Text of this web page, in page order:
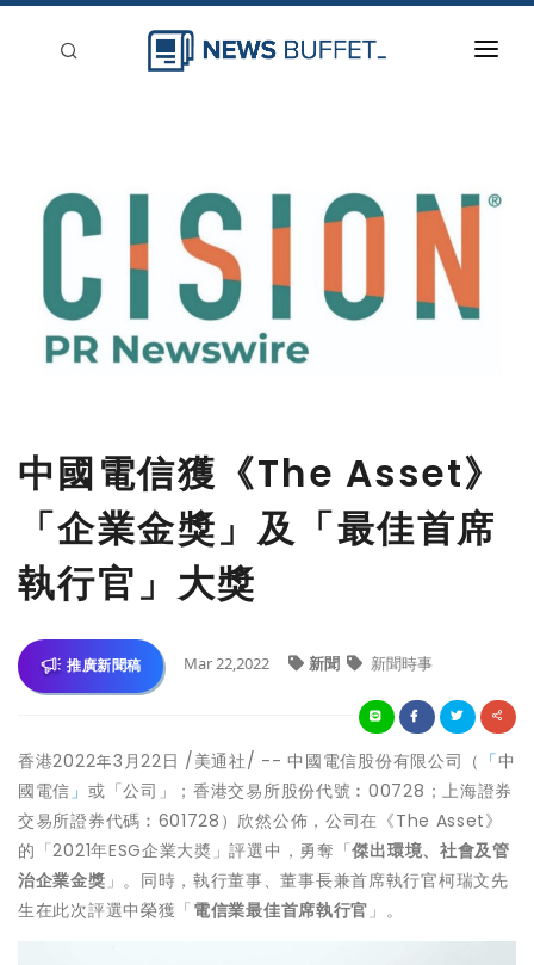
登入
中國電信獲《The Asset》
「企業金獎」及「最佳首席
執行官」大獎
推廣新聞稿 Mar 22,2022 新聞 新聞時事
香港2022年3月22日 /美通社/ -- 中國電信股份有限公司（ 「中
國電信」 或「公司」；香港交易所股份代號︰00728；上海證券
交易所證券代碼︰601728）欣然公佈，公司在《The Asset》
的「2021年ESG企業大奬」評選中，勇奪「傑出環境、社會及管
治企業金獎」。同時，執行董事、董事長兼首席執行官柯瑞文先
生在此次評選中榮獲「電信業最佳首席執行官」。